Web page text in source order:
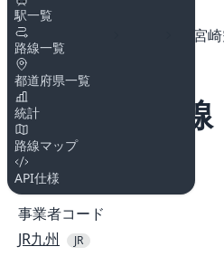
駅一覧
路線一覧
都道府県一覧
統計
路線マップ
API仕様
トップページ JR宮
JR宮崎空港線
路線コード
11927
事業者コード
JR九州
JR